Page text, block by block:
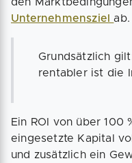
Unternehmenszielab.
Grundsätzlich
rentabler ist die
Ein ROI von über 100
eingesetzte Kapital
und zusätzlich ein